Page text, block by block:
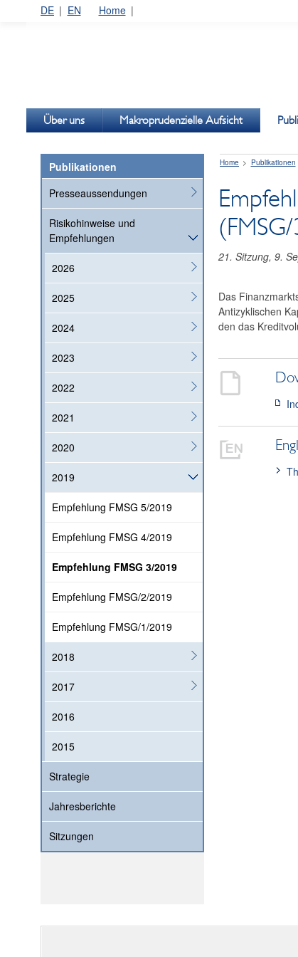
DE EN Home
Über uns Makroprudenzielle Aufsicht
Publikationen
Presseaussendungen
Risikohinweise und
Empfehlungen
2026
2025
2024
2023
2022
2021
2020
2019
Empfehlung FMSG 5/2019
Empfehlung FMSG 4/2019
Empfehlung FMSG 3/2019
Empfehlung FMSG/2/2019
Empfehlung FMSG/1/2019
2018
2017
2016
2015
Strategie
Jahresberichte
Sitzungen
Home Publikationen
21. Sitzung, 9.
Das
Antizyklischen
den das